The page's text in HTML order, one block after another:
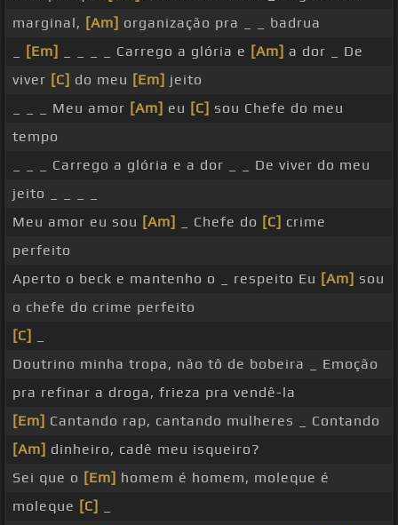
marginal, [Am] organização pra _ _ badrua
[Em] _ _ _ _ Carrego a glória e [Am] a dor _ De
viver [C] do meu [Em] jeito
_ _ _ Meu amor [Am] eu [C] sou Chefe do meu
tempo
_ _ _ Carrego a glória e a dor _ _ De viver do meu
jeito _ _ _ _
Meu amor eu sou [Am] _ Chefe do [C] crime
perfeito
Aperto o beck e mantenho o _ respeito Eu [Am] sou
o chefe do crime perfeito
[C]
Doutrino minha tropa, não tô de bobeira _ Emoção
pra refinar a droga, frieza pra vendê-la
[Em] Cantando rap, cantando mulheres _ Contando
[Am] dinheiro, cadê meu isqueiro?
Sei que o [Em] homem é homem, moleque é
moleque [C]